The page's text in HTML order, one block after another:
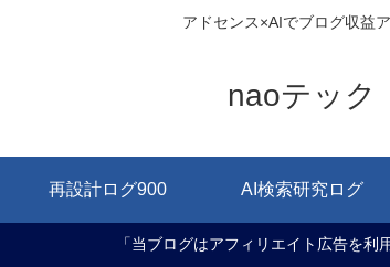
アドセンス×AIでブログ収益
naoテック
再設計ログ900 AI検索研究ログ
「当ブログはアフィリエイト広告を利